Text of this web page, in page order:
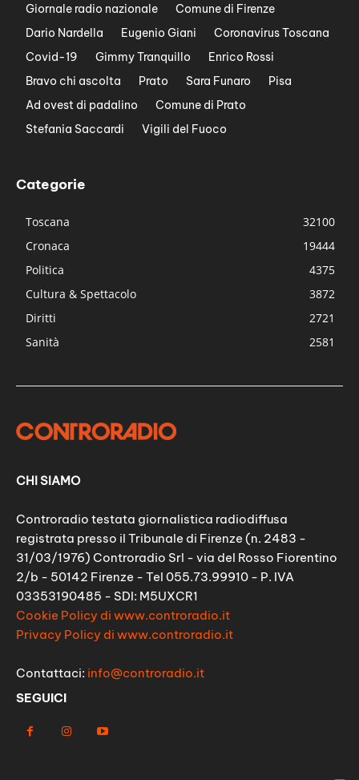
Giornale radio nazionale
Comune di Firenze
Dario Nardella
Eugenio Giani
Coronavirus Toscana
Covid-19
Gimmy Tranquillo
Enrico Rossi
Bravo chi ascolta
Prato Sara Funaro
Pisa
Ad ovest di padalino
Comune di Prato
Stefania Saccardi
Vigili del Fuoco
Categorie
Toscana
32100
Cronaca
19444
Politica
4375
Cultura & Spettacolo
3872
Diritti
2721
Sanità
2581
CHI SIAMO
Controradio testata giornalistica radiodiffusa
registrata presso il Tribunale di Firenze (n. 2483 -
31/03/1976) Controradio Srl - via del Rosso Fiorentino
2/b - 50142 Firenze - Tel 055.73.99910 - P. IVA
03353190485 - SDI: M5UXCR1
Cookie Policy di www.controradio.it
Privacy Policy di www.controradio.it
Contattaci: info@controradio.it
SEGUICI